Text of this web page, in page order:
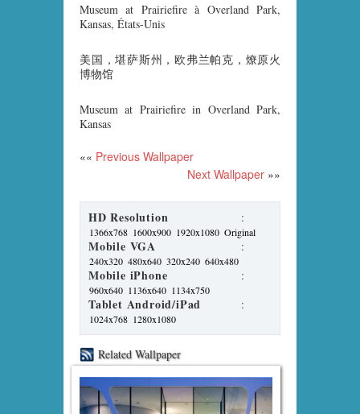
Museum at Prairiefire à Overland Park,
Kansas, États-Unis
美国，堪萨斯州，欧弗兰帕克，燎原火
博物馆
Museum at Prairiefire in Overland Park,
Kansas
«« Previous Wallpaper
Next Wallpaper »»
HD Resolution :
1366x768 1600x900 1920x1080 Original
Mobile VGA :
240x320 480x640 320x240 640x480
Mobile iPhone :
960x640 1136x640 1134x750
Tablet Android/iPad :
1024x768 1280x1080
Related Wallpaper